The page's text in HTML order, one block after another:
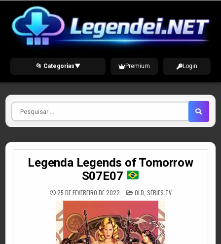
content
📂 Categorias▼ Premium Login
Pesquisar
por
Legenda Legends of Tomorrow
S07E07
25 DE FEVEREIRO DE 2022 POSTED
IN
OLD SÉRIES TV